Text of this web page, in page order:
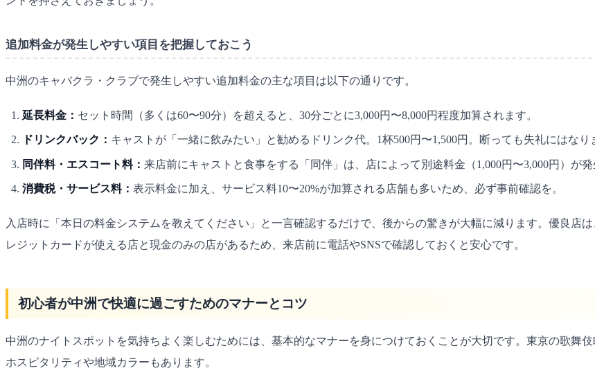
追加料金が発生しやすい項目を把握しておこう
中洲のキャバクラ・クラブで発生しやすい追加料金の主な項目は以下の通りです。
延長料金： セット時間（多くは60〜90分）を超えると、30分ごとに3,000円〜8,000円程度加算されます。
ドリンクバック： キャストが「一緒に飲みたい」と勧めるドリンク代。1杯500円〜1,500円。断っても失礼にはなり
同伴料・エスコート料： 来店前にキャストと食事をする「同伴」は、店によって別途料金（1,000円〜3,000円）が発
消費税・サービス料： 表示料金に加え、サービス料10〜20%が加算される店舗も多いため、必ず事前確認を。
入店時に「本日の料金システムを教えてください」と一言確認するだけで、後からの驚きが大幅に減ります。優良店
レジットカードが使える店と現金のみの店があるため、来店前に電話やSNSで確認しておくと安心です。
初心者が中洲で快適に過ごすためのマナーとコツ
中洲のナイトスポットを気持ちよく楽しむためには、基本的なマナーを身につけておくことが大切です。東京の歌舞
ホスピタリティや地域カラーもあります。